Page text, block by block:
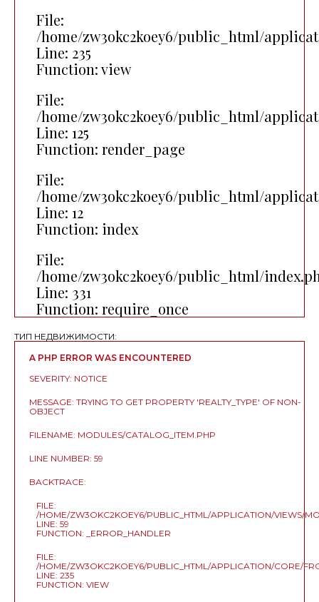
File:
/home/zw3okc2koey6/public_html/
Line: 235
Function: view
File:
/home/zw3okc2koey6/public_html/
Line: 125
Function: render_page
File:
/home/zw3okc2koey6/public_html/
Line: 12
Function: index
File:
/home/zw3okc2koey6/public_html/
Line: 331
Function: require_once
ТИП НЕДВИЖИМОСТИ:
A PHP ERROR WAS ENCOUNTERED
SEVERITY: NOTICE
MESSAGE: TRYING TO GET PROPERTY 'REALTY_TYPE' OF NON-
OBJECT
FILENAME: MODULES/CATALOG_ITEM.PHP
LINE NUMBER: 59
BACKTRACE:
FILE:
/HOME/ZW3OKC2KOEY6/PUBLIC_HTML/APPLICATION/VIEWS/
LINE: 59
FUNCTION: _ERROR_HANDLER
FILE:
/HOME/ZW3OKC2KOEY6/PUBLIC_HTML/APPLICATION/CORE/
LINE: 235
FUNCTION: VIEW